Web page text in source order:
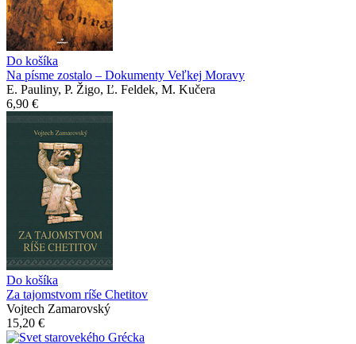
Do košíka
Na písme zostalo – Dokumenty Veľkej Moravy
E. Pauliny, P. Žigo, Ľ. Feldek, M. Kučera
6,90 €
Do košíka
Za tajomstvom ríše Chetitov
Vojtech Zamarovský
15,20 €